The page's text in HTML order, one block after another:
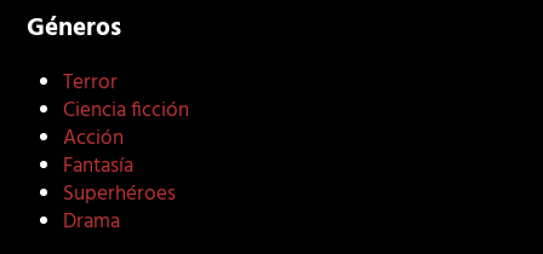
Géneros
Terror
Ciencia ficción
Acción
Fantasía
Superhéroes
Drama